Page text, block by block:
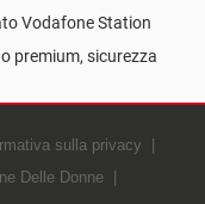
Vodafone Station
premium, sicurezza
sulla privacy
Delle Donne